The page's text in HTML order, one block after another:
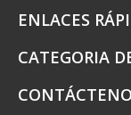
ENLACES
CATEGORIA